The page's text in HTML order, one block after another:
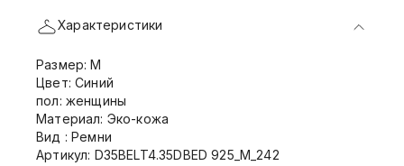
Характеристики
Размер: M
Цвет: Синий
пол: женщины
Материал: Эко-кожа
Вид : Ремни
Артикул: D35BELT4.35DBED 925_M_242